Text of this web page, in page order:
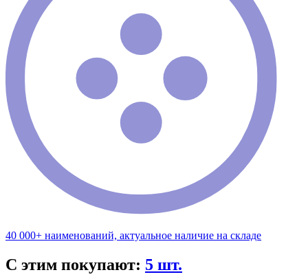
40 000+ наименований, актуальное наличие на складе
С этим покупают: 5 шт.